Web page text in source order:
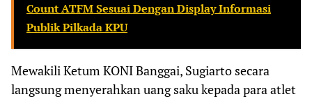
Count ATFM Sesuai Dengan Display Informasi
Publik Pilkada KPU
Mewakili Ketum KONI Banggai, Sugiarto secara
langsung menyerahkan uang saku kepada para atlet